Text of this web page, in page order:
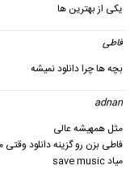
یکی از بهترین ها
فاطی
بچه ها چرا دانلود نمیشه
adnan
مثل همهیشه عالی
فاطی بزن رو گزینه دانلود
میاد save music